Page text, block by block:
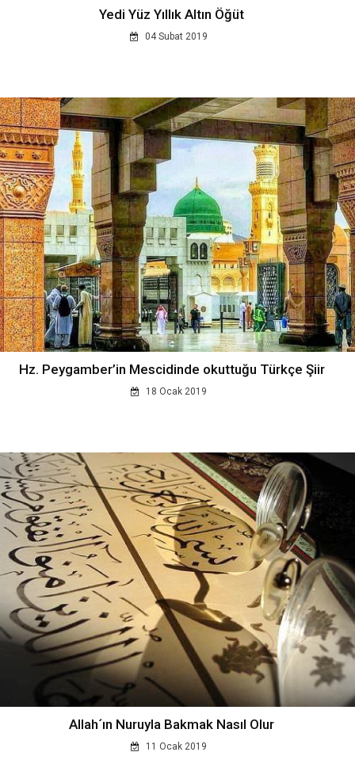
Yedi Yüz Yıllık Altın Öğüt
04 Subat 2019
Hz. Peygamber’in Mescidinde okuttuğu Türkçe Şiir
18 Ocak 2019
Allah´ın Nuruyla Bakmak Nasıl Olur
11 Ocak 2019